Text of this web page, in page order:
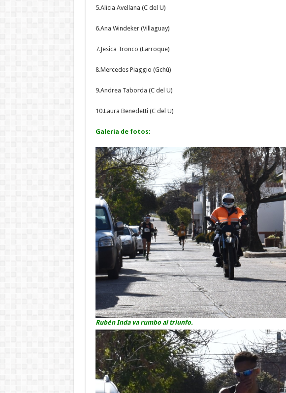
5.Alicia Avellana (C del U)
6.Ana Windeker (Villaguay)
7.Jesica Tronco (Larroque)
8.Mercedes Piaggio (Gchú)
9.Andrea Taborda (C del U)
10.Laura Benedetti (C del U)
Galería de fotos:
Rubén Inda va rumbo al triunfo.